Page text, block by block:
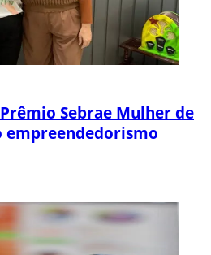
Sebrae Mulher de
empreendedorismo